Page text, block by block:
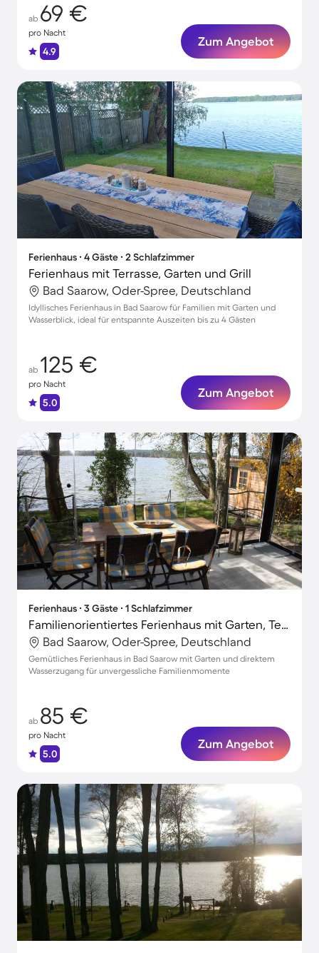
ab 69 €
pro Nacht
4.9
Zum Angebot
Ferienhaus ∙ 4 Gäste ∙ 2 Schlafzimmer
Ferienhaus mit Terrasse, Garten und Grill
Bad Saarow, Oder-Spree, Deutschland
Idyllisches Ferienhaus in Bad Saarow für Familien mit Garten und
Wasserblick, ideal für entspannte Auszeiten bis zu 4 Gästen
ab 125 €
pro Nacht
5.0
Zum Angebot
Ferienhaus ∙ 3 Gäste ∙ 1 Schlafzimmer
Familienorientiertes Ferienhaus mit Garten, Terrasse und Grill
Bad Saarow, Oder-Spree, Deutschland
Gemütliches Ferienhaus in Bad Saarow mit Garten und direktem
Wasserzugang für unvergessliche Familienmomente
ab 85 €
pro Nacht
5.0
Zum Angebot